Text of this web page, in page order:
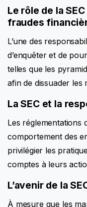
Le rôle de la
fraudes
L’une des
d’enquêter et de
telles que les
afin de dissuader les
La SEC et la
Les réglementations
comportement des
privilégier les
comptes à leurs
L’avenir de la
À mesure que les